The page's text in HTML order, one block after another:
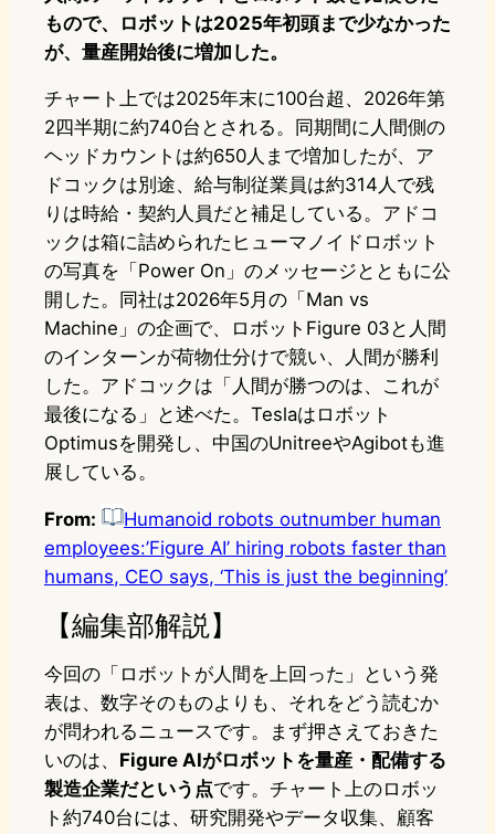
もので、ロボットは2025年初頭まで少なかった
が、量産開始後に増加した。
チャート上では2025年末に100台超、2026年第
2四半期に約740台とされる。同期間に人間側の
ヘッドカウントは約650人まで増加したが、ア
ドコックは別途、給与制従業員は約314人で残
りは時給・契約人員だと補足している。アドコ
ックは箱に詰められたヒューマノイドロボット
の写真を「Power On」のメッセージとともに公
開した。同社は2026年5月の「Man vs
Machine」の企画で、ロボットFigure 03と人間
のインターンが荷物仕分けで競い、人間が勝利
した。アドコックは「人間が勝つのは、これが
最後になる」と述べた。Teslaはロボット
Optimusを開発し、中国のUnitreeやAgibotも進
展している。
From:
Humanoid robots outnumber human
employees:’Figure AI’ hiring robots faster than
humans, CEO says, ‘This is just the beginning’
【編集部解説】
今回の「ロボットが人間を上回った」という発
表は、数字そのものよりも、それをどう読むか
が問われるニュースです。まず押さえておきた
いのは、 Figure AIがロボットを量産・配備する
製造企業だという点です。チャート上のロボッ
ト約740台には、研究開発やデータ収集、顧客